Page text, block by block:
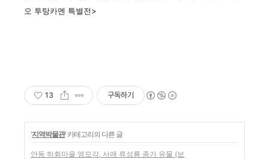
오 투탕카멘 특별전>
13 구독하기
'지역박물관' 카테고리의 다른 글
안동 하회마을 영모각, 서애 류성룡 종가 유물 (보